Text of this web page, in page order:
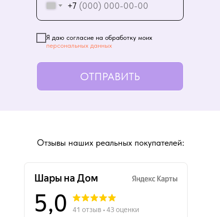
+7
Я даю согласие на обработку моих
персональных данных
ОТПРАВИТЬ
Отзывы наших реальных покупателей: